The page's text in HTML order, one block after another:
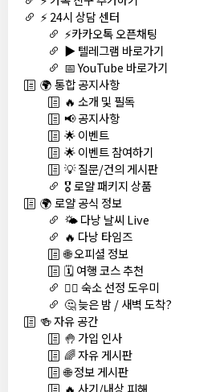
⚡ 24시 상담 센터
⚡카카오톡 오픈채팅
▶️ 텔레그램 바로가기
📅 YouTube 바로가기
🌍 통합 공지사항
🔥 소개 및 필독
📢 공지사항
🌟 이벤트
🌟 이벤트 참여하기
💡 질문/건의 게시판
🎖️ 로얄 패키지 상품
🌍 로얄 공식 정보
🌤️ 다낭 날씨 Live
🔥 다낭 타임즈
🌐 오피셜 정보
🗓️ 여행 코스 추천
🏊‍♀️ 숙소 선정 도우미
🤔 늦은 밤 / 새벽 도착?
🍻 자유 공간
🤚 가입 인사
🌈 자유 게시판
🌐 정보 게시판
🔥 사기/내상 피해